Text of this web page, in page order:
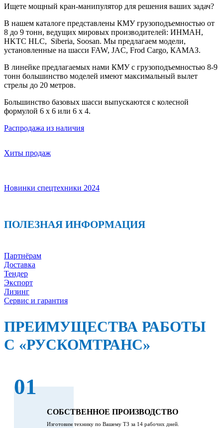
Ищете мощный кран-манипулятор для решения ваших задач?
В нашем каталоге представлены КМУ грузоподъемностью от
8 до 9 тонн, ведущих мировых производителей: ИНМАН,
HKTC HLC, Siberia, Soosan. Мы предлагаем модели,
установленные на шасси FAW, JAC, Frod Cargo, КАМАЗ.
В линейке предлагаемых нами КМУ с грузоподъемностью 8-9
тонн большинство моделей имеют максимальный вылет
стрелы до 20 метров.
Большинство базовых шасси выпускаются с колесной
формулой 6 х 6 или 6 х 4.
Распродажа из наличия
Хиты продаж
Новинки спецтехники 2024
ПОЛЕЗНАЯ ИНФОРМАЦИЯ
Партнёрам
Доставка
Тендер
Экспорт
Лизинг
Сервис и гарантия
ПРЕИМУЩЕСТВА РАБОТЫ
С «РУСКОМТРАНС»
01
СОБСТВЕННОЕ ПРОИЗВОДСТВО
Изготовим технику по Вашему ТЗ за 14 рабочих дней.